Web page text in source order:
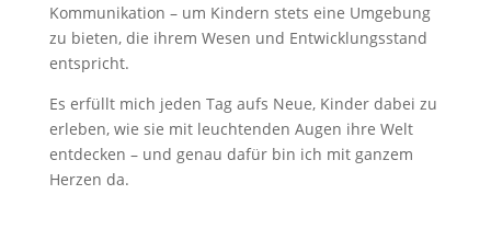
Kommunikation – um Kindern stets eine Umgebung
zu bieten, die ihrem Wesen und Entwicklungsstand
entspricht.
Es erfüllt mich jeden Tag aufs Neue, Kinder dabei zu
erleben, wie sie mit leuchtenden Augen ihre Welt
entdecken – und genau dafür bin ich mit ganzem
Herzen da.